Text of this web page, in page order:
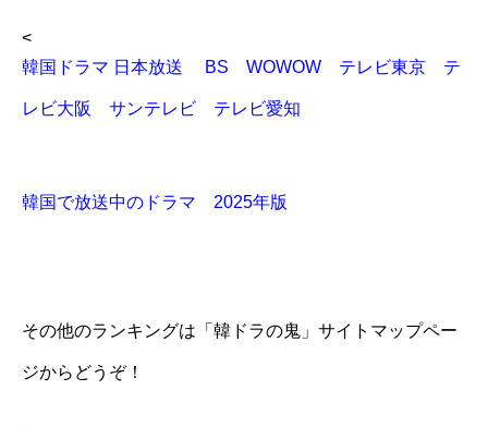
<
韓国ドラマ 日本放送 BS WOWOW テレビ東京 テ
レビ大阪 サンテレビ テレビ愛知
韓国で放送中のドラマ 2025年版
その他のランキングは「韓ドラの鬼」サイトマップペー
ジからどうぞ！